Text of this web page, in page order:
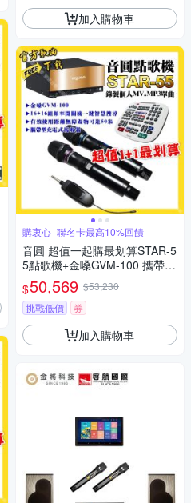
加入購物車
購衷心+聯名卡最高10%回饋
音圓 超值一起購最划算STAR-5
5點歌機+金嗓GVM-100 攜帶式
無線麥克風
$50,569 $53,230
挑戰低價
券
加入購物車